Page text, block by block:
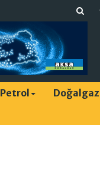
Petrol Doğalgaz